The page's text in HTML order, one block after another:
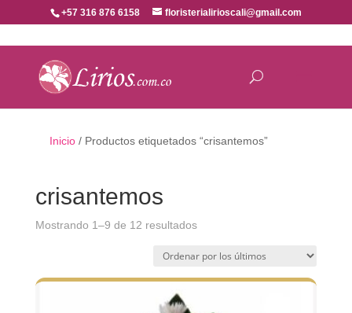
+57 316 876 6158 floristerialirioscali@gmail.com
Inicio/ Productos etiquetados “crisantemos”
crisantemos
Mostrando 1–9 de 12 resultadosOrdenado
los
últimos